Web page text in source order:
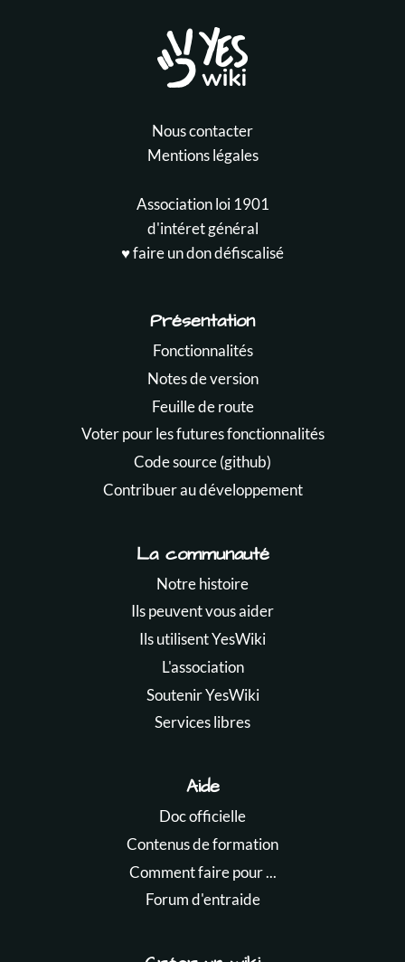
Nous contacter
Mentions légales
Association loi 1901
d'intéret général
♥️ faire un don défiscalisé
Présentation
Fonctionnalités
Notes de version
Feuille de route
Voter pour les futures fonctionnalités
Code source (github)
Contribuer au développement
La communauté
Notre histoire
Ils peuvent vous aider
Ils utilisent YesWiki
L'association
Soutenir YesWiki
Services libres
Aide
Doc officielle
Contenus de formation
Comment faire pour ...
Forum d'entraide